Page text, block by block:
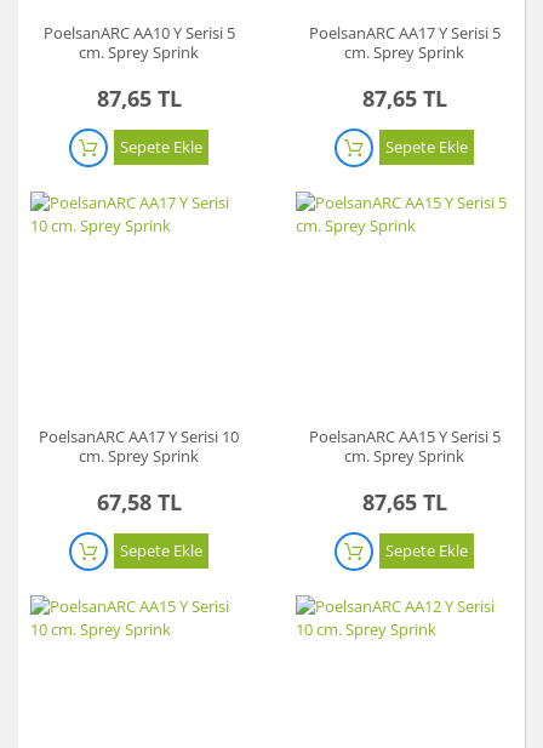
PoelsanARC AA10 Y Serisi 5
cm. Sprey Sprink
87,65 TL
Sepete Ekle
PoelsanARC AA17 Y Serisi 5
cm. Sprey Sprink
87,65 TL
Sepete Ekle
PoelsanARC AA17 Y Serisi 10
cm. Sprey Sprink
67,58 TL
Sepete Ekle
PoelsanARC AA15 Y Serisi 5
cm. Sprey Sprink
87,65 TL
Sepete Ekle